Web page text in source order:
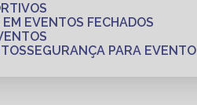
EM EVENTOS FECHADOS
SEGURANÇA PARA EVENTO